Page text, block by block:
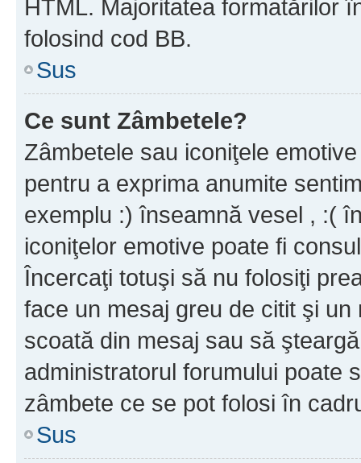
HTML. Majoritatea formatărilor
folosind cod BB.
Sus
Ce sunt Zâmbetele?
Zâmbetele sau iconiţele
pentru a exprima anumite
exemplu :) înseamnă vesel , :(
iconiţelor emotive poate fi
Încercaţi totuşi să nu folosiţi
face un mesaj greu de citit şi
scoată din mesaj sau să
administratorul forumului poate
zâmbete ce se pot folosi în
Sus